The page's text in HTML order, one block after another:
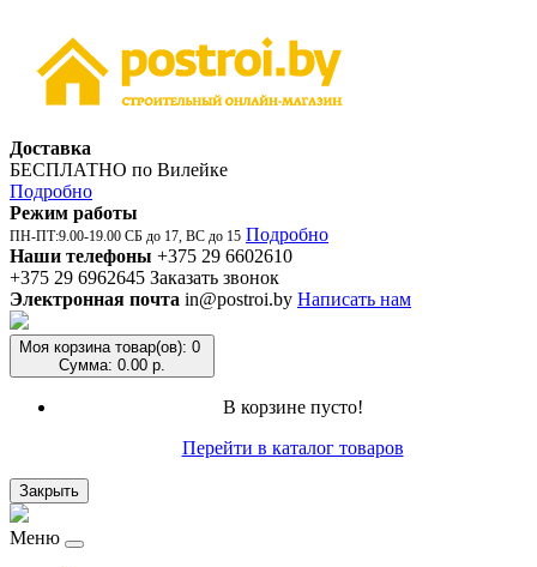
Доставка
БЕСПЛАТНО по Вилейке
Подробно
Режим работы
ПН-ПТ:9.00-19.00 СБ до 17, ВС до 15 Подробно
Наши телефоны +375 29 6602610
+375 29 6962645 Заказать звонок
Электронная почта in@postroi.by Написать нам
Моя корзина товар(ов): 0
Сумма: 0.00 р.
В корзине пусто!
Перейти в каталог товаров
Закрыть
Меню